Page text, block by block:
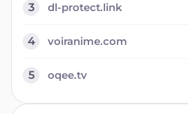
3 dl-protect.link
4 voiranime.com
5 oqee.tv